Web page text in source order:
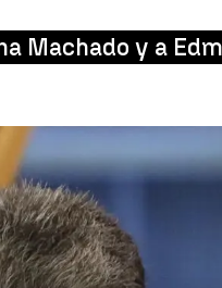
Machado y a